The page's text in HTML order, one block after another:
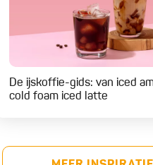
De ijskoffie-gids: van iced
cold foam iced latte